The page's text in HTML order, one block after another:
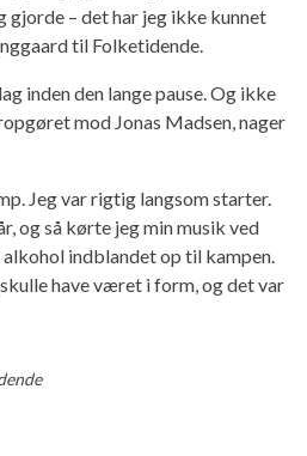
gjorde – det har jeg ikke kunnet
til Folketidende.
inden den lange pause. Og ikke
mod Jonas Madsen, nager
Jeg var rigtig langsom starter.
og så kørte jeg min musik ved
indblandet op til kampen.
have været i form, og det var